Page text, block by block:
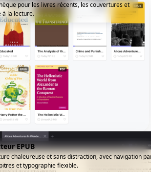
pour les livres récents, les couvertures et
à la lecture.
EPUB
chaleureuse et sans distraction, avec navigation
et typographie flexible.